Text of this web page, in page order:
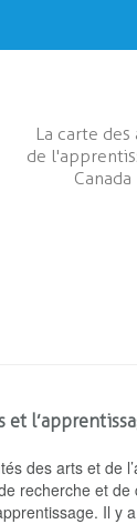
La carte des
de
Canada
et
des arts et de
recherche et
Il y